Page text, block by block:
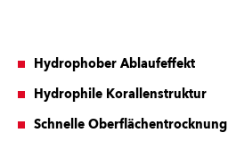
Hydrophober Ablaufeffekt
Hydrophile Korallenstruktur
Schnelle Oberflächentrocknung